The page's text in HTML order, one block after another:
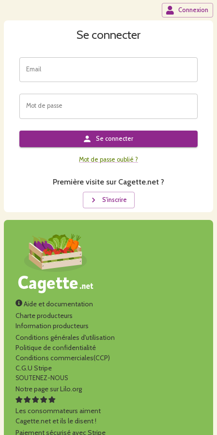
Connexion
Se connecter
Email
Mot de passe
Se connecter
Mot de passe oublié ?
Première visite sur Cagette.net ?
S'inscrire
Aide et documentation
Charte producteurs
Information producteurs
Conditions générales d'utilisation
Politique de confidentialité
Conditions commerciales(CCP)
C.G.U Stripe
SOUTENEZ-NOUS
Notre page sur Lilo.org
Les consommateurs aiment
Cagette.net et ils le disent !
Paiement sécurisé avec Stripe